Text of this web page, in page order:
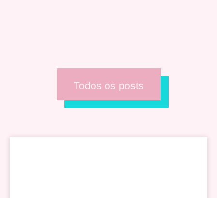
Todos os posts